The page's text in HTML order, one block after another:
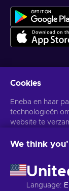
Krijg
U kunt zich op elk
Cookies
Eneba en haar
technologieën
website te
de site te
Door op 'Alles
voor het gebruik
partners. U kunt
We think
Language: